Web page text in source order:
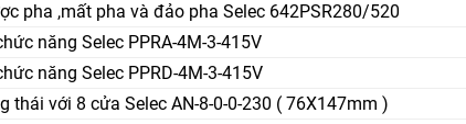
pha ,mất pha và đảo pha Selec 642PSR280/520
năng Selec PPRA-4M-3-415V
năng Selec PPRD-4M-3-415V
thái với 8 cửa Selec AN-8-0-0-230 ( 76X147mm )